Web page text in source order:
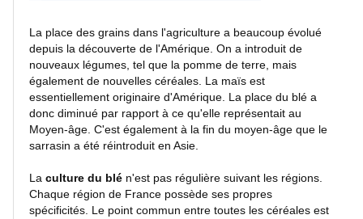
Insolites
INFO EN CONTINU
La place des grains dans l'agriculture a beaucoup évolué
depuis la découverte de l'Amérique. On a introduit de
nouveaux légumes, tel que la pomme de terre, mais
également de nouvelles céréales. La maïs est
essentiellement originaire d'Amérique. La place du blé a
donc diminué par rapport à ce qu'elle représentait au
Moyen-âge. C'est également à la fin du moyen-âge que le
sarrasin a été réintroduit en Asie.
La culture du blé n'est pas régulière suivant les régions.
Chaque région de France possède ses propres
spécificités. Le point commun entre toutes les céréales est